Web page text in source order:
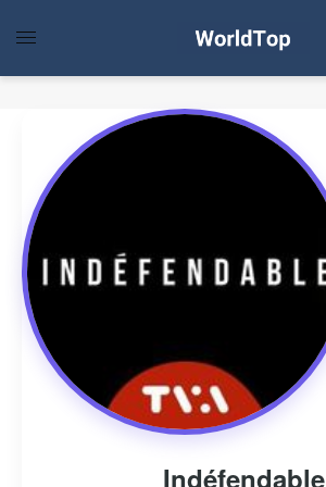
Indéfendable